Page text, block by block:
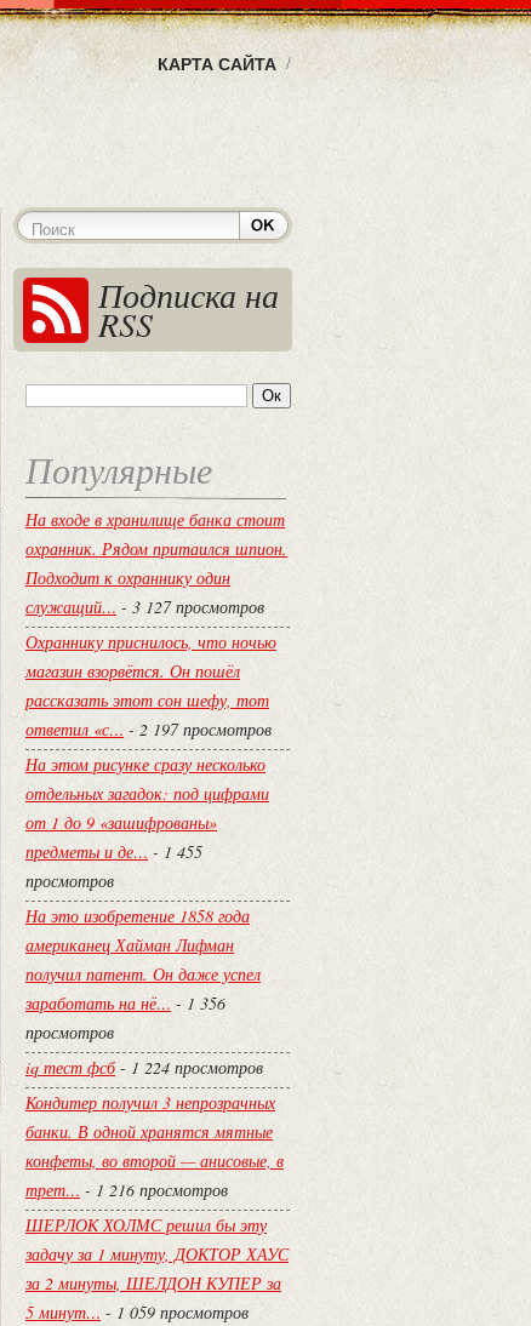
КАРТА САЙТА
Подписка на
RSS
Популярные
На входе в хранилище банка стоит
охранник. Рядом притаился шпион.
Подходит к охраннику один
служащий… - 3 127 просмотров
Охраннику приснилось, что ночью
магазин взорвётся. Он пошёл
рассказать этот сон шефу, тот
ответил «с… - 2 197 просмотров
На этом рисунке сразу несколько
отдельных загадок: под цифрами
от 1 до 9 «зашифрованы»
предметы и де… - 1 455
просмотров
На это изобретение 1858 года
американец Хайман Лифман
получил патент. Он даже успел
заработать на нё… - 1 356
просмотров
iq тест фсб- 1 224 просмотров
Кондитер получил 3 непрозрачных
банки. В одной хранятся мятные
конфеты, во второй — анисовые, в
трет… - 1 216 просмотров
ШЕРЛОК ХОЛМС решил бы эту
задачу за 1 минуту, ДОКТОР ХАУС
за 2 минуты, ШЕЛДОН КУПЕР за
5 минут… - 1 059 просмотров